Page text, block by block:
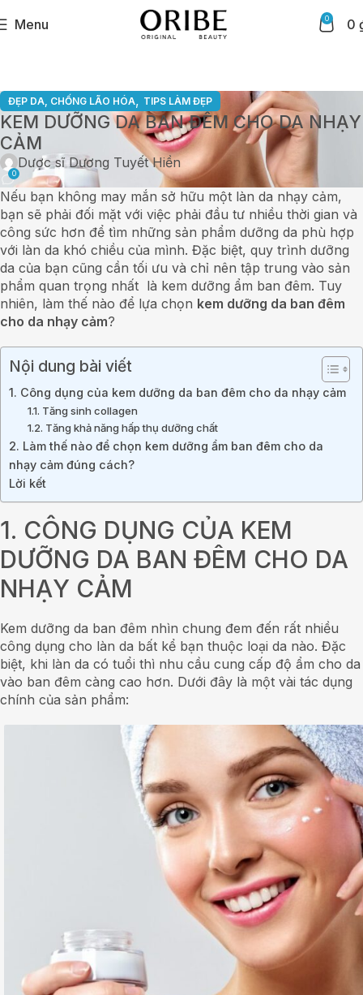
Menu 0 0
ĐẸP DA, CHỐNG LÃO HÓA, TIPS LÀM ĐẸP
KEM DƯỠNG DA BAN ĐÊM CHO DA NHẠY
CẢM
Dược sĩ Dương Tuyết Hiền
0
Nếu bạn không may mắn sở hữu một làn da nhạy cảm,
bạn sẽ phải đối mặt với việc phải đầu tư nhiều thời gian và
công sức hơn để tìm những sản phẩm dưỡng da phù hợp
với làn da khó chiều của mình. Đặc biệt, quy trình dưỡng
da của bạn cũng cần tối ưu và chỉ nên tập trung vào sản
phẩm quan trọng nhất là kem dưỡng ẩm ban đêm. Tuy
nhiên, làm thế nào để lựa chọn kem dưỡng da ban đêm
cho da nhạy cảm?
Nội dung bài viết
1. Công dụng của kem dưỡng da ban đêm cho da nhạy cảm
1.1. Tăng sinh collagen
1.2. Tăng khả năng hấp thụ dưỡng chất
2. Làm thế nào để chọn kem dưỡng ẩm ban đêm cho da
nhạy cảm đúng cách?
Lời kết
1. CÔNG DỤNG CỦA KEM
DƯỠNG DA BAN ĐÊM CHO DA
NHẠY CẢM
Kem dưỡng da ban đêm nhìn chung đem đến rất nhiều
công dụng cho làn da bất kể bạn thuộc loại da nào. Đặc
biệt, khi làn da có tuổi thì nhu cầu cung cấp độ ẩm cho da
vào ban đêm càng cao hơn. Dưới đây là một vài tác dụng
chính của sản phẩm: